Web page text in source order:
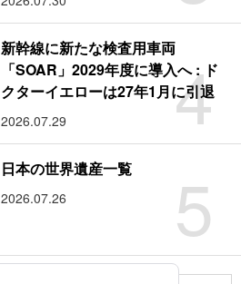
4
新幹線に新たな検査用車両
「SOAR」2029年度に導入へ : ド
クターイエローは27年1月に引退
2026.07.29
5
日本の世界遺産一覧
2026.07.26